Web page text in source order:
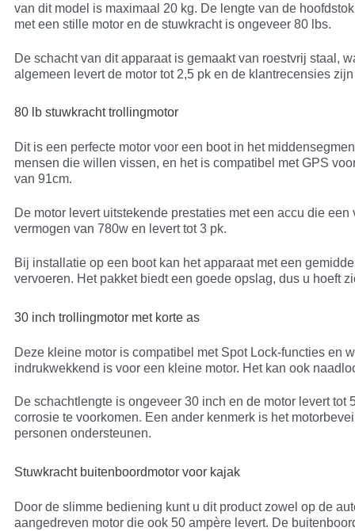
van dit model is maximaal 20 kg. De lengte van de
met een stille motor en de stuwkracht is ongeveer 80 lbs.
De schacht van dit apparaat is gemaakt van roestvrij staal,
algemeen levert de motor tot 2,5 pk en de klantrecensies
80 lb stuwkracht trollingmotor
Dit is een perfecte motor voor een boot in het
mensen die willen vissen, en het is compatibel met GPS
van 91cm.
De motor levert uitstekende prestaties met een accu die
vermogen van 780w en levert tot 3 pk.
Bij installatie op een boot kan het apparaat met een
vervoeren. Het pakket biedt een goede opslag, dus u hoeft
30 inch trollingmotor met korte as
Deze kleine motor is compatibel met Spot Lock-functies en
indrukwekkend is voor een kleine motor. Het kan ook
De schachtlengte is ongeveer 30 inch en de motor levert
corrosie te voorkomen. Een ander kenmerk is het
personen ondersteunen.
Stuwkracht buitenboordmotor voor kajak
Door de slimme bediening kunt u dit product zowel op de
aangedreven motor die ook 50 ampère levert. De